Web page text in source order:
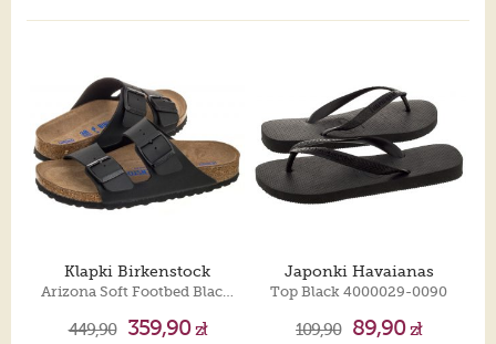
Klapki Birkenstock
Arizona Soft Footbed Black 0551253
449,90 359,90zł
Japonki Havaianas
Top Black 4000029-0090
109,90 89,90zł